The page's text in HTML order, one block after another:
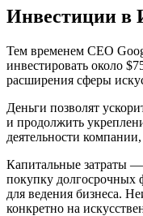
Инвестиции в
Тем временем CEO
инвестировать около
расширения сферы
Деньги позволят
и продолжить
деятельности
Капитальные затраты —
покупку долгосрочных
для ведения бизнеса.
конкретно на